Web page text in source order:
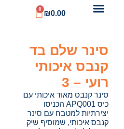
₪0.00
0
סינר שלם בד
קנבס איכותי
רועי – 3
סינר קנבס מאוד איכותי עם
כיס APQ001 הכניסו
יצירתיות למטבח עם סינר
קנבס איכותי, שמוסיף שיק